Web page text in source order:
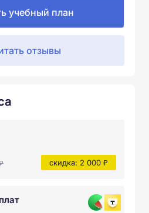
учебный план
отзывы
скидка: 2 000 ₽